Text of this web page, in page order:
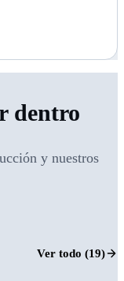
dentro
y nuestros
Ver todo (19)